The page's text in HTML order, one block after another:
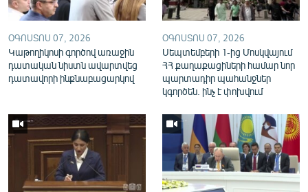
English
Русский
ՀԵՏԵՎԵՔ ՄԵԶ
«Ազատության» բոլոր կայքերը
ՕԳՈՍՏՈՍ 07, 2026
Կաթողիկոսի գործով առաջին
դատական նիստն ավարտվեց
դատավորի ինքնաբացարկով
ՕԳՈՍՏՈՍ 07, 2026
Սեպտեմբերի 1-ից Մոսկվայում
ՀՀ քաղաքացիների համար նոր
պարտադիր պահանջներ
կգործեն. ինչ է փոխվում